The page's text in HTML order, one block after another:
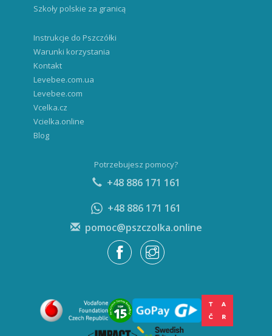
Instrukcje do Pszczółki
Kontakt
Levebee.com.ua
Levebee.com
Vcelka.cz
Vcielka.online
Blog
+48 886 171 161
+48 886 171 161
pomoc@pszczolka.online